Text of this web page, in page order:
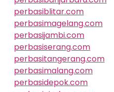
perbasiblitar.com
perbasimagelang.com
perbasijambi.com
perbasiserang.com
perbasitangerang.com
perbasimalang.com
perbasidepok.com